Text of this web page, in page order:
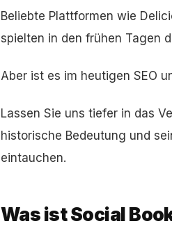
Beliebte Plattformen wie
spielten in den frühen Tagen
Aber ist es im heutigen SEO
Lassen Sie uns tiefer in das
historische Bedeutung und
eintauchen.
Was ist Social